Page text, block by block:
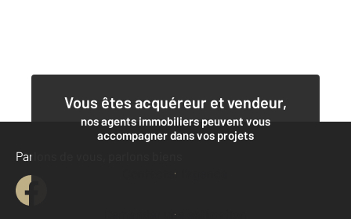
Vous êtes acquéreur et vendeur,
nos agents immobiliers peuvent vous
accompagner dans vos projets
Contacter l'agence
Demander une estimation
Parlons de vous, parlons biens